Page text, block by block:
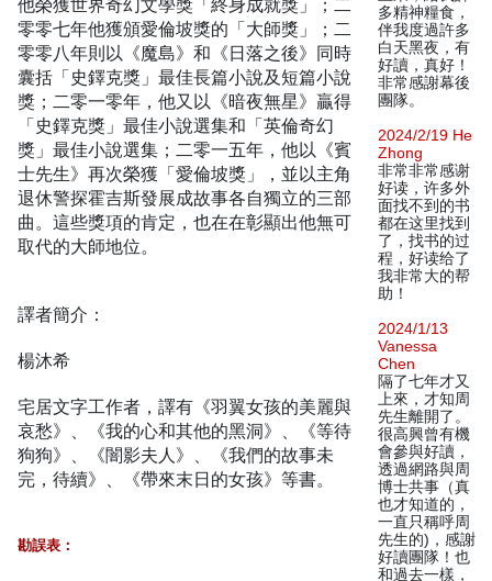
他榮獲世界奇幻文學獎「終身成就獎」；二
零零七年他獲頒愛倫坡獎的「大師獎」；二
零零八年則以《魔島》和《日落之後》同時
囊括「史鐸克獎」最佳長篇小說及短篇小說
獎；二零一零年，他又以《暗夜無星》贏得
「史鐸克獎」最佳小說選集和「英倫奇幻
獎」最佳小說選集；二零一五年，他以《賓
士先生》再次榮獲「愛倫坡獎」，並以主角
退休警探霍吉斯發展成故事各自獨立的三部
曲。這些獎項的肯定，也在在彰顯出他無可
取代的大師地位。
譯者簡介：
楊沐希
宅居文字工作者，譯有《羽翼女孩的美麗與
哀愁》、《我的心和其他的黑洞》、《等待
狗狗》、《闇影夫人》、《我們的故事未
完，待續》、《帶來末日的女孩》等書。
勘誤表：
多精神糧食，
伴我度過許多
白天黑夜，有
好讀，真好！
非常感謝幕後
團隊。
2024/2/19 He
Zhong
非常非常感谢
好读，许多外
面找不到的书
都在这里找到
了，找书的过
程，好读给了
我非常大的帮
助！
2024/1/13
Vanessa
Chen
隔了七年才又
上來，才知周
先生離開了。
很高興曾有機
會參與好讀，
透過網路與周
博士共事（真
也才知道的，
一直只稱呼周
先生的)，感謝
好讀團隊！也
和過去一樣，